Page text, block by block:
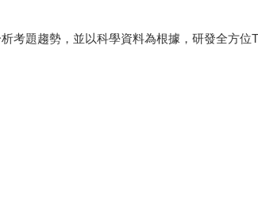
考題趨勢，並以科學資料為根據，研發全方位